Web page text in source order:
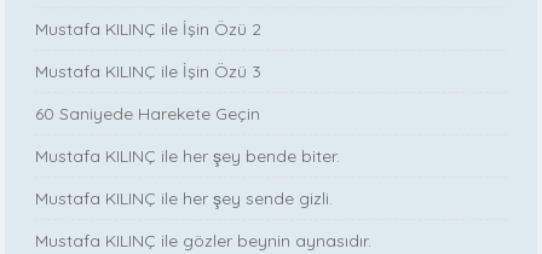
Mustafa KILINÇ ile İşin Özü 2
Mustafa KILINÇ ile İşin Özü 3
60 Saniyede Harekete Geçin
Mustafa KILINÇ ile her şey bende biter.
Mustafa KILINÇ ile her şey sende gizli.
Mustafa KILINÇ ile gözler beynin aynasıdır.